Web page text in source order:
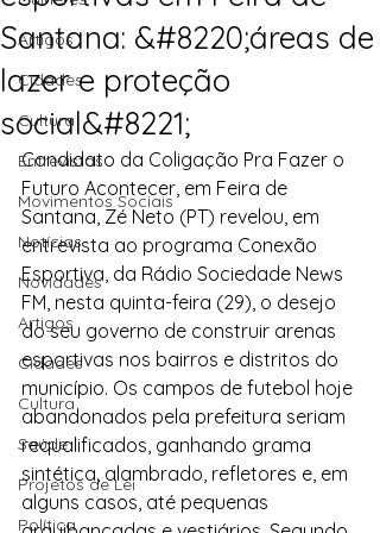
Artigos
Cidades
Cultura
Entrevistas
Movimentos Sociais
Notícias
Novidades
Artigos
Cidades
Cultura
Saúde
Projetos de Lei
Política
Santana: &#8220;áreas de
lazer e proteção
social&#8221;
Candidato da Coligação Pra Fazer o
Futuro Acontecer, em Feira de
Santana, Zé Neto (PT) revelou, em
entrevista ao programa Conexão
Esportiva, da Rádio Sociedade News
FM, nesta quinta-feira (29), o desejo
do seu governo de construir arenas
esportivas nos bairros e distritos do
município. Os campos de futebol hoje
abandonados pela prefeitura seriam
requalificados, ganhando grama
sintética, alambrado, refletores e, em
alguns casos, até pequenas